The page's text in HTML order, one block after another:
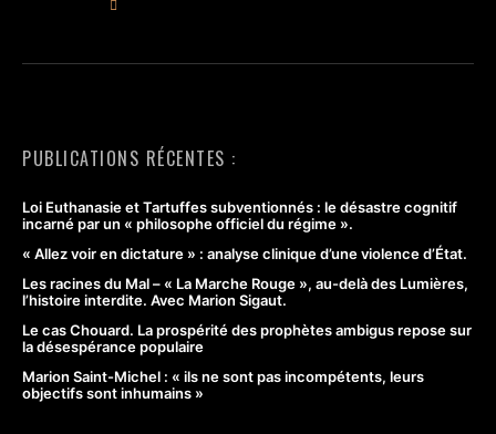
PUBLICATIONS RÉCENTES :
Loi Euthanasie et Tartuffes subventionnés : le désastre cognitif
incarné par un « philosophe officiel du régime ».
« Allez voir en dictature » : analyse clinique d’une violence d’État.
Les racines du Mal – « La Marche Rouge », au-delà des Lumières,
l’histoire interdite. Avec Marion Sigaut.
Le cas Chouard. La prospérité des prophètes ambigus repose sur
la désespérance populaire
Marion Saint-Michel : « ils ne sont pas incompétents, leurs
objectifs sont inhumains »